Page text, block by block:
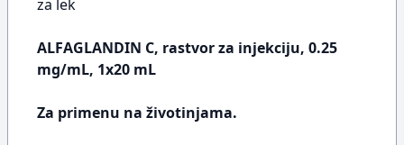
za lek
ALFAGLANDIN C, rastvor za injekciju, 0.25
mg/mL, 1x20 mL
Za primenu na životinjama.